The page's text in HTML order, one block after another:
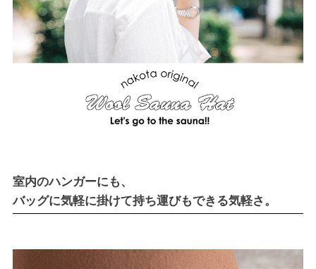
室内のハンガーにも、
バッグに気軽に掛けて持ち運びもできる気軽さ。